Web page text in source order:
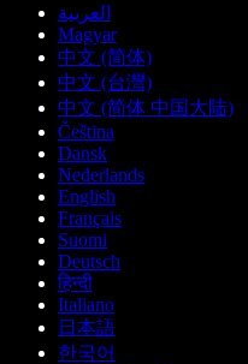
العربية
Magyar
中文 (简体)
中文 (台灣)
中文 (简体 中国大陆)
Čeština
Dansk
Nederlands
English
Français
Suomi
Deutsch
हिन्दी
Italiano
日本語
한국어